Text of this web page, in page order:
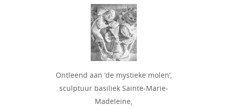
Ontleend aan ‘de mystieke molen’,
sculptuur basiliek Sainte-Marie-
Madeleine,